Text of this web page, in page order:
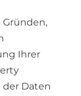
Ihrer
der Daten